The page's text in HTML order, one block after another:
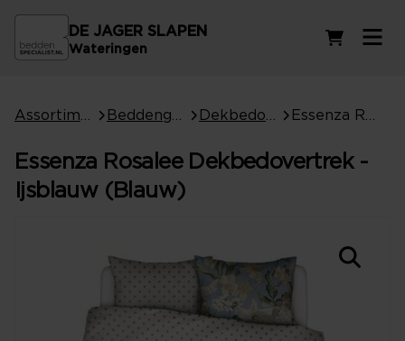
DE JAGER SLAPEN
Wateringen
Essenza Rosalee Dekbedovertrek -
Ijsblauw (Blauw)